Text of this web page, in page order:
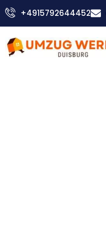
Zum
Inhalt
+4915792644452